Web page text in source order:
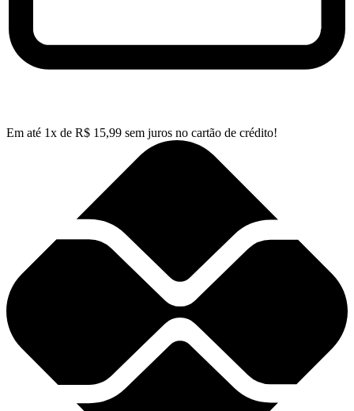
Em até 1x de R$ 15,99 sem juros no cartão de crédito!